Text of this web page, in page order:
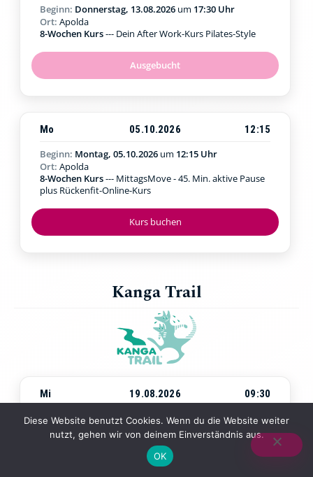
Ausgebucht
Beginn: Donnerstag, 13.08.2026 um 17:30 Uhr
Ort: Apolda
8-Wochen Kurs--- Dein After Work-Kurs Pilates-Style
Kurs buchen
Mo 05.10.2026
12:15
Beginn: Montag, 05.10.2026 um 12:15 Uhr
Ort: Apolda
8-Wochen Kurs--- MittagsMove - 45. Min. aktive Pause
plus Rückenfit-Online-Kurs
Kanga Trail
Mi 19.08.2026
09:30
Beginn:Mittwoch, 19.08.2026um09:30 Uhr
Ort:Jena Paradies
4-Wochen-Kurs
--- Walking & Kraftübungen in der Natur
Diese Website benutzt Cookies. Wenn du die Website weiter
nutzt, gehen wir von deinem Einverständnis aus.
OK